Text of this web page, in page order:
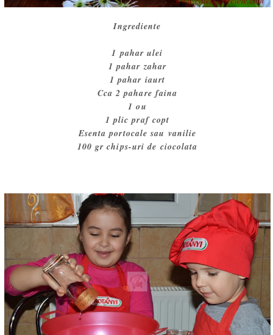
Ingrediente
1 pahar ulei
1 pahar zahar
1 pahar iaurt
Cca 2 pahare faina
1 ou
1 plic praf copt
Esenta portocale sau vanilie
100 gr chips-uri de ciocolata